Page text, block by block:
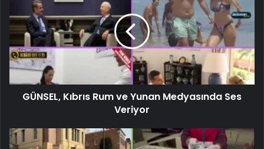
GÜNSEL, Kıbrıs Rum ve Yunan Medyasında Ses
Veriyor